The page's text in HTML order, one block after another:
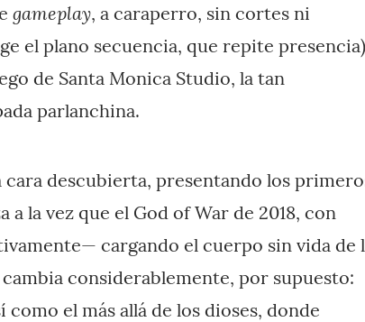
gameplay, a caraperro, sin cortes ni
el plano secuencia, que repite
de Santa Monica Studio, la tan
parlanchina.
cara descubierta, presentando los
la vez que el God of War de 2018, con
cargando el cuerpo sin vida de
considerablemente, por supuesto:
el más allá de los dioses, donde